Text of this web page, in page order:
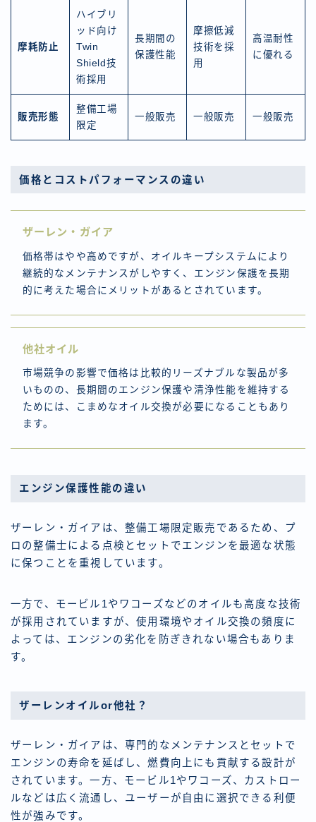
摩耗防止
ハイブリ
ッド向け
Twin
Shield技
術採用
長期間の
保護性能
摩擦低減
技術を採
用
高温耐性
に優れる
販売形態
整備工場
限定
一般販売 一般販売 一般販売
価格とコストパフォーマンスの違い
ザーレン・ガイア
価格帯はやや高めですが、オイルキープシステムにより
継続的なメンテナンスがしやすく、エンジン保護を長期
的に考えた場合にメリットがあるとされています。
他社オイル
市場競争の影響で価格は比較的リーズナブルな製品が多
いものの、長期間のエンジン保護や清浄性能を維持する
ためには、こまめなオイル交換が必要になることもあり
ます。
エンジン保護性能の違い
ザーレン・ガイアは、整備工場限定販売であるため、プ
ロの整備士による点検とセットでエンジンを最適な状態
に保つことを重視しています。
一方で、モービル1やワコーズなどのオイルも高度な技術
が採用されていますが、使用環境やオイル交換の頻度に
よっては、エンジンの劣化を防ぎきれない場合もありま
す。
ザーレンオイルor他社？
ザーレン・ガイアは、専門的なメンテナンスとセットで
エンジンの寿命を延ばし、燃費向上にも貢献する設計が
されています。一方、モービル1やワコーズ、カストロー
ルなどは広く流通し、ユーザーが自由に選択できる利便
性が強みです。